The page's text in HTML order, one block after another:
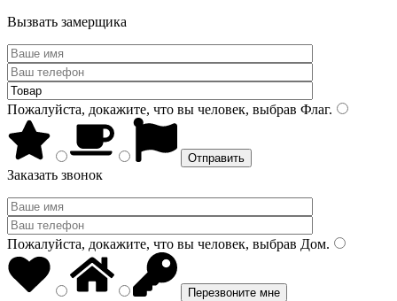
Вызвать замерщика
Пожалуйста, докажите, что вы человек, выбрав Флаг.
Заказать звонок
Пожалуйста, докажите, что вы человек, выбрав Дом.